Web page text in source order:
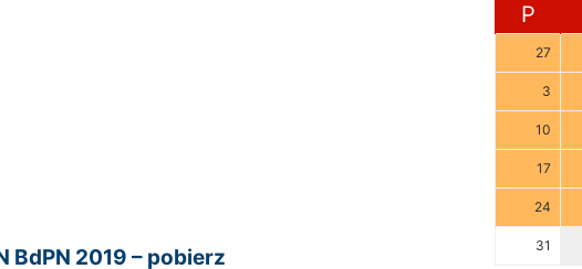
BdPN 2019 – pobierz
P
27
3
10
17
24
31